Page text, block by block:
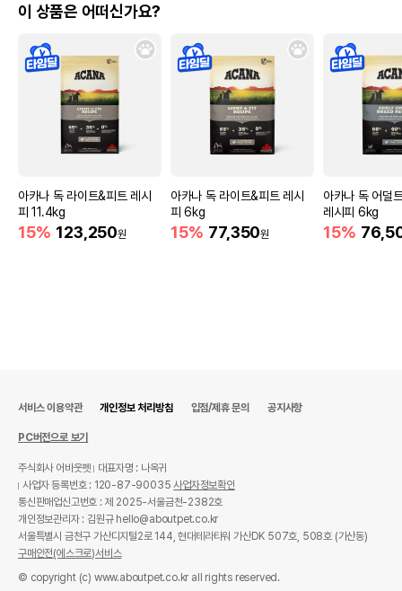
이 상품은 어떠신가요?
아카나 독 라이트&피트 레시
피 11.4kg
15% 123,250원
아카나 독 라이트&피트 레시
피 6kg
15% 77,350원
아카나 독 어덜
레시피 6kg
15%
서비스 이용약관 개인정보 처리방침 입점/제휴 문의 공지사항
PC버전으로 보기
주식회사 어바웃펫
대표자명 : 나옥귀
사업자 등록번호 : 120-87-90035사업자정보확인
통신판매업신고번호 : 제 2025-서울금천-2382호
개인정보관리자 : 김원규 hello@aboutpet.co.kr
서울특별시 금천구 가산디지털2로 144, 현대테라타워 가산DK 507호, 508호 (가산동)
구매안전(에스크로)서비스
© copyright (c) www.aboutpet.co.kr all rights reserved.